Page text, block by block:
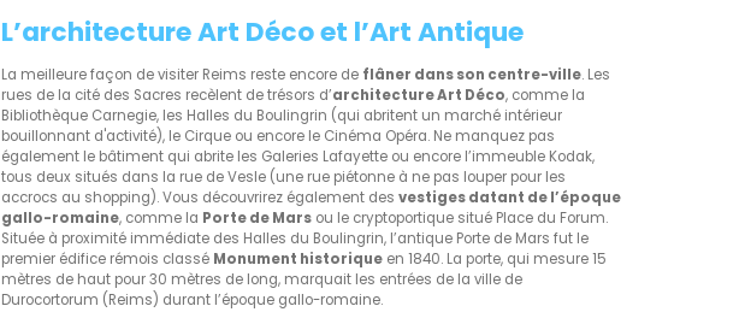
L’architecture Art Déco et l’Art Antique
La meilleure façon de visiter Reims reste encore de flâner dans son centre-ville. Les
rues de la cité des Sacres recèlent de trésors d’architecture Art Déco, comme la
Bibliothèque Carnegie, les Halles du Boulingrin (qui abritent un marché intérieur
bouillonnant d'activité), le Cirque ou encore le Cinéma Opéra. Ne manquez pas
également le bâtiment qui abrite les Galeries Lafayette ou encore l’immeuble Kodak,
tous deux situés dans la rue de Vesle (une rue piétonne à ne pas louper pour les
accrocs au shopping). Vous découvrirez également desvestiges datant de l’époque
gallo-romaine, comme la Porte de Mars ou le cryptoportique situé Place du Forum.
Située à proximité immédiate des Halles du Boulingrin, l’antique Porte de Mars fut le
premier édifice rémois classé Monument historique en 1840. La porte, qui mesure 15
mètres de haut pour 30 mètres de long, marquait les entrées de la ville de
Durocortorum (Reims) durant l’époque gallo-romaine.